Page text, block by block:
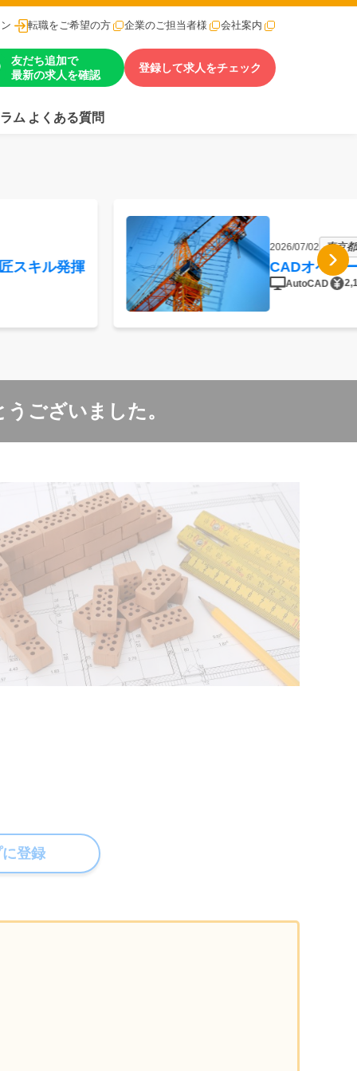
転職をご希望の方 企業のご担当者様 会社案内
友だち追加で
最新の求人を確認
登録して求人をチェック
ム よくある質問
スキル発揮
2026/07/02 東京
CADオペレ
AutoCAD
ございました。